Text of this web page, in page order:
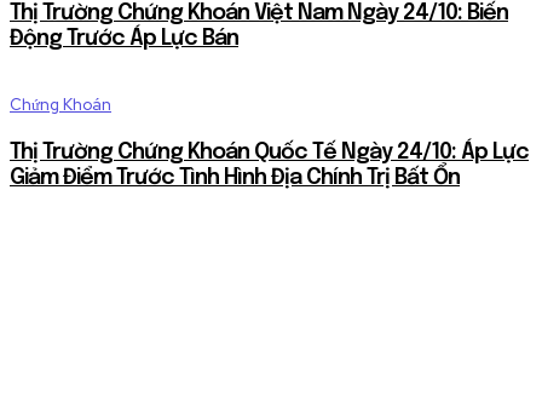
Thị Trường Chứng Khoán Việt Nam Ngày 24/10: Biến
Động Trước Áp Lực Bán
Chứng Khoán
Thị Trường Chứng Khoán Quốc Tế Ngày 24/10: Áp Lực
Giảm Điểm Trước Tình Hình Địa Chính Trị Bất Ổn